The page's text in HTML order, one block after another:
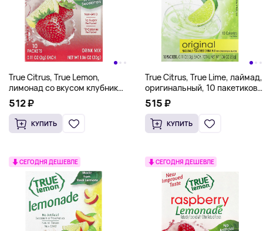
True Citrus, True Lemon,
лимонад со вкусом клубники,
10 пакетиков, 30 г
512 ₽
КУПИТЬ
True Citrus, True Lime, лаймад,
оригинальный, 10 пакетиков
по 3 г (0,11 унции)
515 ₽
КУПИТЬ
СЕГОДНЯ ДЕШЕВЛЕ СЕГОДНЯ ДЕШЕВЛЕ